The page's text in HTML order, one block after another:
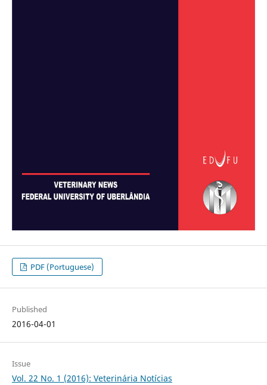
PDF (Portuguese)
Published
2016-04-01
Issue
Vol. 22 No. 1 (2016): Veterinária Notícias